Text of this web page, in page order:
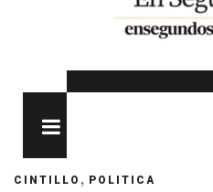
CINTILLO , POLITICA